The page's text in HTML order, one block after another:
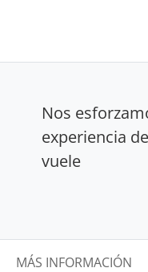
Nos
experiencia
vuele
MÁS INFORMACIÓN